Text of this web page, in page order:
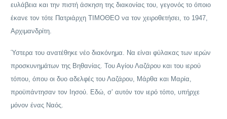
ευλάβεια και την πιστή άσκηση της διακονίας του, γεγονός το όποιο
έκανε τον τότε Πατριάρχη ΤΙΜΟΘΕΟ να τον χειροθετήσει, το 1947,
Αρχιμανδρίτη.
Ύστερα του ανατέθηκε νέο διακόνημα. Να είναι φύλακας των ιερών
προσκυνημάτων της Βηθανίας. Του Αγίου Λαζάρου και του ιερού
τόπου, όπου οι δυο αδελφές του Λαζάρου, Μάρθα και Μαρία,
προϋπάντησαν τον Ιησού. Εδώ, σ’ αυτόν τον ιερό τόπο, υπήρχε
μόνον ένας Ναός.